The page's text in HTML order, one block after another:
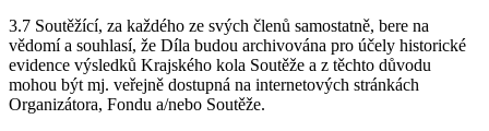
3.7 Soutěžící, za každého ze svých členů samostatně, bere na
vědomí a souhlasí, že Díla budou archivována pro účely historické
evidence výsledků Krajského kola Soutěže a z těchto důvodu
mohou být mj. veřejně dostupná na internetových stránkách
Organizátora, Fondu a/nebo Soutěže.